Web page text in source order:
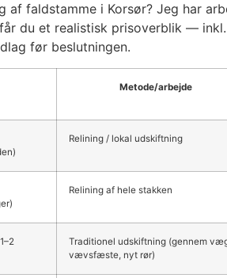
af faldstamme i Korsør? Jeg har
du et realistisk prisoverblik —
før beslutningen.
Metode/arbejde
Relining / lokal udskiftning
Relining af hele stakken
Traditionel udskiftning (gennem
vævsfæste, nyt rør)